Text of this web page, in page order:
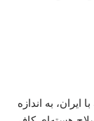
ایران، به اندازه